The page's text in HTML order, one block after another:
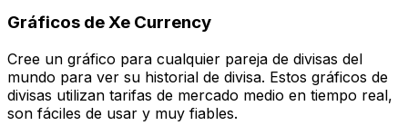
Gráficos de Xe Currency
Cree un gráfico para cualquier pareja de divisas del
mundo para ver su historial de divisa. Estos gráficos de
divisas utilizan tarifas de mercado medio en tiempo real,
son fáciles de usar y muy fiables.